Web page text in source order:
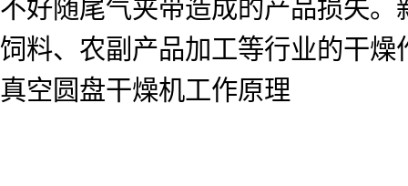
不好随尾气夹带造成的产品损失
饲料、农副产品加工等行业的干燥
真空圆盘干燥机工作原理